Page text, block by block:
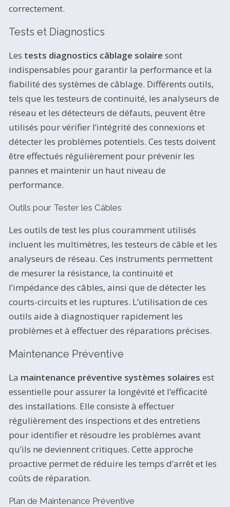
correctement.
Tests et Diagnostics
Les tests diagnostics câblage solaire sont
indispensables pour garantir la performance et la
fiabilité des systèmes de câblage. Différents outils,
tels que les testeurs de continuité, les analyseurs de
réseau et les détecteurs de défauts, peuvent être
utilisés pour vérifier l’intégrité des connexions et
détecter les problèmes potentiels. Ces tests doivent
être effectués régulièrement pour prévenir les
pannes et maintenir un haut niveau de
performance.
Outils pour Tester les Câbles
Les outils de test les plus couramment utilisés
incluent les multimètres, les testeurs de câble et les
analyseurs de réseau. Ces instruments permettent
de mesurer la résistance, la continuité et
l’impédance des câbles, ainsi que de détecter les
courts-circuits et les ruptures. L’utilisation de ces
outils aide à diagnostiquer rapidement les
problèmes et à effectuer des réparations précises.
Maintenance Préventive
La maintenance préventive systèmes solaires est
essentielle pour assurer la longévité et l’efficacité
des installations. Elle consiste à effectuer
régulièrement des inspections et des entretiens
pour identifier et résoudre les problèmes avant
qu’ils ne deviennent critiques. Cette approche
proactive permet de réduire les temps d’arrêt et les
coûts de réparation.
Plan de Maintenance Préventive